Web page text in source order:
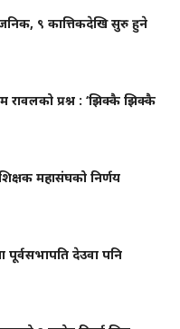
९ कात्तिकदेखि सुरु हुने
रावलको प्रश्न : ‘झिक्कै झिक्कै
महासंघको निर्णय
पूर्वसभापति देउवा पनि